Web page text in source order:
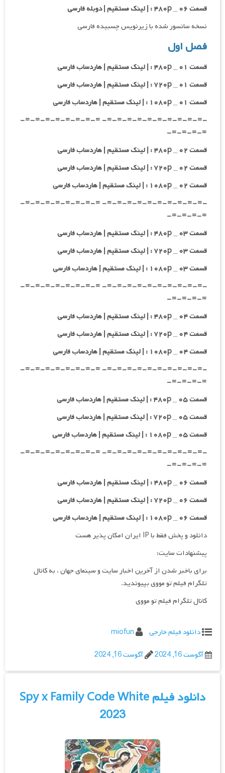
قسمت ۰۶ _ ۴۸۰p : | لینک مستقیم | دوبله فارسی
نسخه سانسور شده با زیرنویس چسبیده فارسی
فصل اول
قسمت ۰۱ _ ۴۸۰p : | لینک مستقیم | هاردساب فارسی
قسمت ۰۱ _ ۷۲۰p : | لینک مستقیم | هاردساب فارسی
قسمت ۰۱ _ ۱۰۸۰p : | لینک مستقیم | هاردساب فارسی
-=-=-=-=-=-=-=-=-=-=- =-=-=-=-=-=-=-=-
=-=-=-=-
قسمت ۰۲ _ ۴۸۰p : | لینک مستقیم | هاردساب فارسی
قسمت ۰۲ _ ۷۲۰p : | لینک مستقیم | هاردساب فارسی
قسمت ۰۲ _ ۱۰۸۰p : | لینک مستقیم | هاردساب فارسی
-=-=-=-=-=-=-=-=-=-=- =-=-=-=-=-=-=-=-
=-=-=-=-
قسمت ۰۳ _ ۴۸۰p : | لینک مستقیم | هاردساب فارسی
قسمت ۰۳ _ ۷۲۰p : | لینک مستقیم | هاردساب فارسی
قسمت ۰۳ _ ۱۰۸۰p : | لینک مستقیم | هاردساب فارسی
-=-=-=-=-=-=-=-=-=-=- =-=-=-=-=-=-=-=-
=-=-=-=-
قسمت ۰۴ _ ۴۸۰p : | لینک مستقیم | هاردساب فارسی
قسمت ۰۴ _ ۷۲۰p : | لینک مستقیم | هاردساب فارسی
قسمت ۰۴ _ ۱۰۸۰p : | لینک مستقیم | هاردساب فارسی
-=-=-=-=-=-=-=-=-=-=- =-=-=-=-=-=-=-=-
=-=-=-=-
قسمت ۰۵ _ ۴۸۰p : | لینک مستقیم | هاردساب فارسی
قسمت ۰۵ _ ۷۲۰p : | لینک مستقیم | هاردساب فارسی
قسمت ۰۵ _ ۱۰۸۰p : | لینک مستقیم | هاردساب فارسی
-=-=-=-=-=-=-=-=-=-=- =-=-=-=-=-=-=-=-
=-=-=-=-
قسمت ۰۶ _ ۴۸۰p : | لینک مستقیم | هاردساب فارسی
قسمت ۰۶ _ ۷۲۰p : | لینک مستقیم | هاردساب فارسی
قسمت ۰۶ _ ۱۰۸۰p : | لینک مستقیم | هاردساب فارسی
دانلود و پخش فقط با IP ایران امکان پذیر هست
پیشنهادات سایت:
برای باخبر شدن از آخرین اخبار سایت و سینمای جهان ، به کانال
تلگرام فیلم تو مووی بپیوندید.
کانال تلگرام فیلم تو مووی
دانلود فیلم خارجی
miofun
آگوست 16, 2024
آگوست 16, 2024
دانلود فیلم Spy x Family Code White
2023